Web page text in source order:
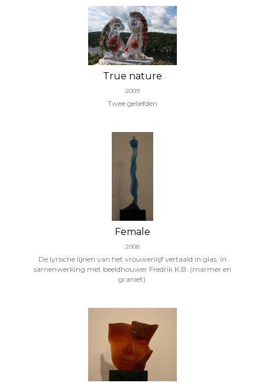
True nature
2009
Twee geliefden
Female
2008
De lyrische lijnen van het vrouwenlijf vertaald in glas, in
samenwerking met beeldhouwer Fredrik K.B. (marmer en
graniet).